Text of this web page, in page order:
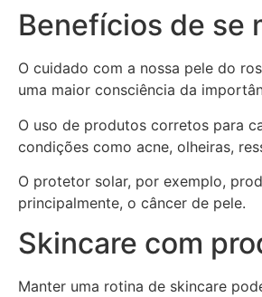
Benefícios de se
O cuidado com a nossa pele do
uma maior consciência da
O uso de produtos corretos para
condições como acne, olheiras,
O protetor solar, por exemplo,
principalmente, o câncer de pele.
Skincare com
Manter uma rotina de skincare